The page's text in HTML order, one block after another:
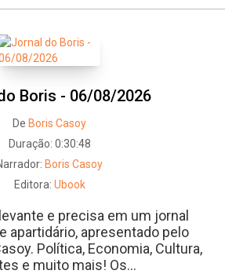
Boris - 06/08/2026
De Boris Casoy
Duração: 0:30:48
Boris Casoy
Editora: Ubook
e precisa em um jornal
apartidário, apresentado pelo
Política, Economia, Cultura,
e muito mais! Os...